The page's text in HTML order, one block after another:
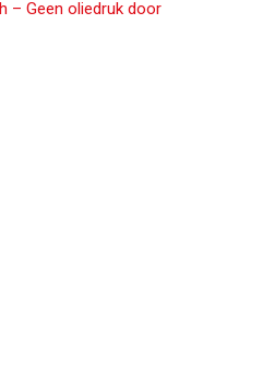
– Geen oliedruk door